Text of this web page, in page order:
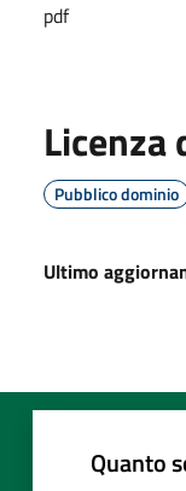
pdf
Pubblico dominio
Ultimo
Quanto